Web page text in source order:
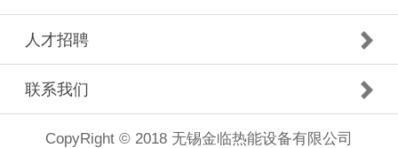
人才招聘
联系我们
CopyRight © 2018 无锡金临热能设备有限公司